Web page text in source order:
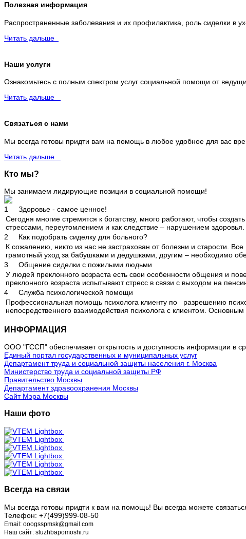
Полезная информация
Распространенные заболевания и их профилактика, роль сиделки в
Читать дальше
Наши услуги
Ознакомьтесь с полным спектром услуг социальной помощи от
Читать дальше
Связаться с нами
Мы всегда готовы придти вам на помощь в любое удобное для вас
Читать дальше
Кто мы?
Мы занимаем лидирующие позиции в социальной помощи!
1
Здоровье - самое ценное!
Сегодня многие стремятся к богатству, много работают, чтобы
стрессами, переутомлением и как следствие – нарушением здоровья.
2
Как подобрать сиделку для больного?
К сожалению, никто из нас не застрахован от болезни и старости.
грамотный уход за бабушками и дедушками, другим – необходимо
3
Общение сиделки с пожилыми людьми
У людей преклонного возраста есть свои особенности общения и
преклонного возраста испытывают стресс в связи с выходом на
4
Служба психологической помощи
Профессиональная помощь психолога клиенту по разрешению
непосредственного взаимодействия психолога с клиентом.
ИНФОРМАЦИЯ
ООО "ГССП" обеспечивает открытость и доступность информации в
Единый портал государственных и муниципальных услуг
Департамент труда и социальной защиты населения г. Москва
Министерство труда и социальной защиты РФ
Правительство Москвы
Департамент здравоохранения Москвы
Сайт Мэра Москвы
Наши фото
Всегда на связи
Мы всегда готовы придти к вам на помощь! Вы всегда можете
Телефон: +7(499)999-08-50
Email: ooogsspmsk@gmail.com
Наш сайт: sluzhbapomoshi.ru